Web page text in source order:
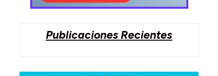
Publicaciones Recientes